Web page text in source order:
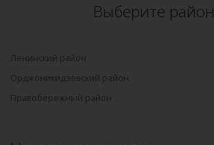
Выберите район
Ленинский район
Орджоникидзевский район
Правобережный район